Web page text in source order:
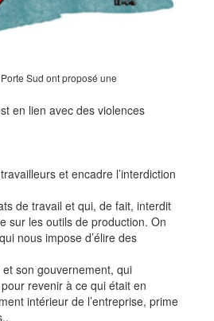
Sud ont proposé une
en lien avec des violences
et encadre l’interdiction
de travail et qui, de fait, interdit
sur les outils de production. On
nous impose d’élire des
son gouvernement, qui
revenir à ce qui était en
intérieur de l’entreprise, prime